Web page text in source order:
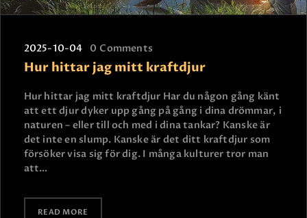
BETALNING
KONTAKTA OSS
2025-10-04 0 Comments
Hur hittar jag mitt kraftdjur
Hur hittar jag mitt kraftdjur Har du någon gång känt
att ett djur dyker upp gång på gång i dina drömmar, i
naturen – eller till och med i dina tankar? Kanske är
det inte en slump. Kanske är det ditt kraftdjur som
försöker visa sig för dig. I många kulturer tror man
att…
READ MORE